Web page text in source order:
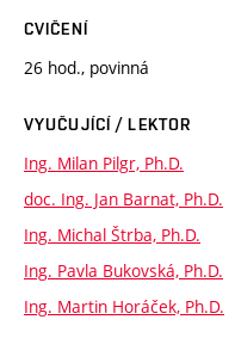
CVIČENÍ
26 hod., povinná
VYUČUJÍCÍ / LEKTOR
Ing. Milan Pilgr, Ph.D.
doc. Ing. Jan Barnat, Ph.D.
Ing. Michal Štrba, Ph.D.
Ing. Pavla Bukovská, Ph.D.
Ing. Martin Horáček, Ph.D.